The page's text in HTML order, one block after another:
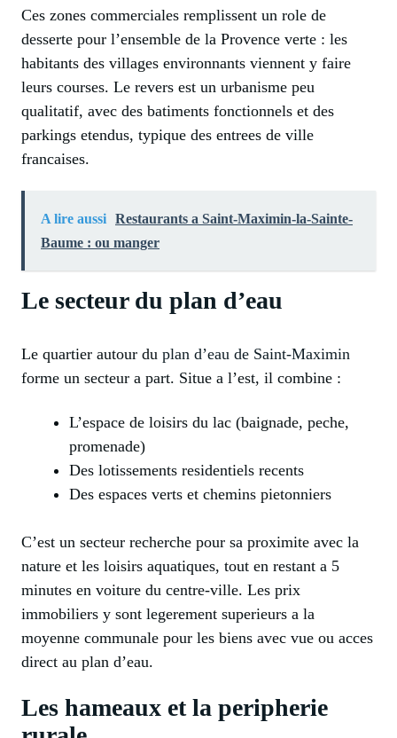
Ces zones commerciales remplissent un role de
desserte pour l’ensemble de la Provence verte : les
habitants des villages environnants viennent y faire
leurs courses. Le revers est un urbanisme peu
qualitatif, avec des batiments fonctionnels et des
parkings etendus, typique des entrees de ville
francaises.
A lire aussi Restaurants a Saint-Maximin-la-Sainte-
Baume : ou manger
Le secteur du plan d’eau
Le quartier autour du plan d’eau de Saint-Maximin
forme un secteur a part. Situe a l’est, il combine :
L’espace de loisirs du lac (baignade, peche,
promenade)
Des lotissements residentiels recents
Des espaces verts et chemins pietonniers
C’est un secteur recherche pour sa proximite avec la
nature et les loisirs aquatiques, tout en restant a 5
minutes en voiture du centre-ville. Les prix
immobiliers y sont legerement superieurs a la
moyenne communale pour les biens avec vue ou acces
direct au plan d’eau.
Les hameaux et la peripherie